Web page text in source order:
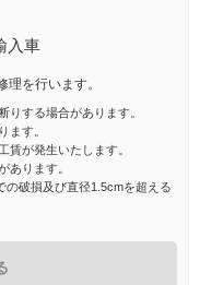
入車
を行います。
する場合があります。
ます。
が発生いたします。
あります。
破損及び直径1.5cmを超える